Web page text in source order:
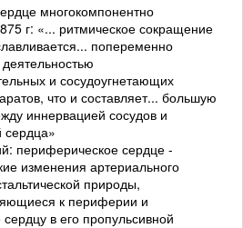
многокомпонентно
г: «... ритмическое сокращение
попеременно
и сосудоугнетающих
что и составляет... большую
иннервацией сосудов и
сердца»
периферическое сердце -
изменения артериального
природы,
к периферии и
в его пропульсивной